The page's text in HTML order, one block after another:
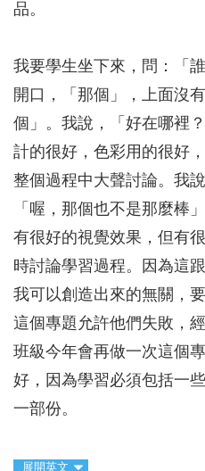
品。
我要學生坐下來，問：「
開口，「那個」，上面沒
個」。我說，「好在哪裡
計的很好，色彩用的很好
整個過程中大聲討論。我
「喔，那個也不是那麼棒
有很好的視覺效果，但有
時討論學習過程。因為這
我可以創造出來的無關，
這個專題允許他們失敗，
班級今年會再做一次這個
好，因為學習必須包括一
一部份。
展開英文